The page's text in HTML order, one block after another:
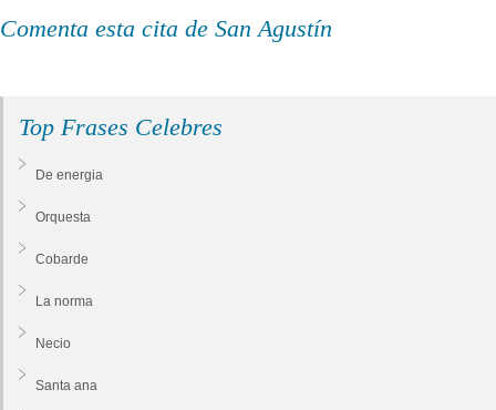
Comenta esta cita de San Agustín
Top Frases Celebres
De energia
Orquesta
Cobarde
La norma
Necio
Santa ana